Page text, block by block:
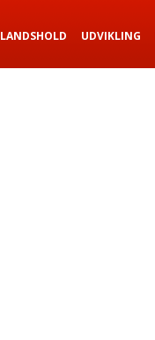
LANDSHOLD UDVIKLING